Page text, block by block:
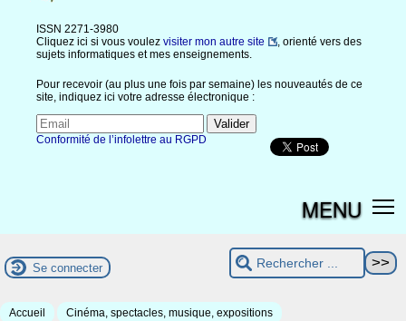
ISSN 2271-3980
Cliquez ici si vous voulez visiter mon autre site
, orienté vers des
sujets informatiques et mes enseignements.
Pour recevoir (au plus une fois par semaine) les nouveautés de ce
site, indiquez ici votre adresse électronique :
Conformité de l’infolettre au RGPD
MENU
Se connecter
Accueil Cinéma, spectacles, musique, expositions